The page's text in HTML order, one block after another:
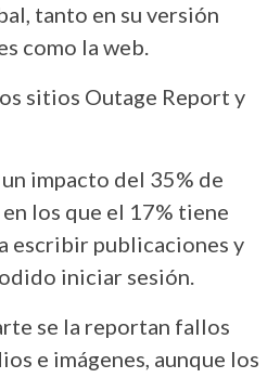
tanto en su versión
como la web.
sitios Outage Report y
impacto del 35% de
los que el 17% tiene
escribir publicaciones y
iniciar sesión.
se la reportan fallos
e imágenes, aunque los